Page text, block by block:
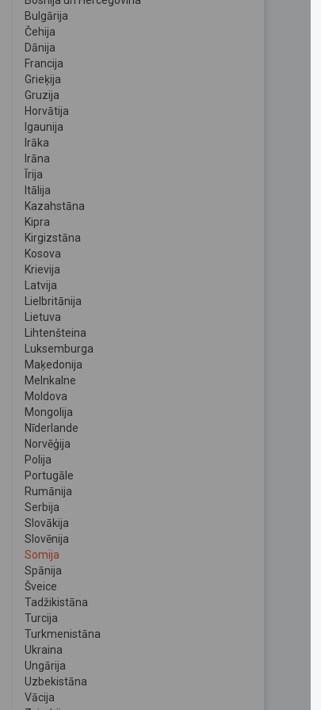
Bulgārija
Čehija
Dānija
Francija
Grieķija
Gruzija
Horvātija
Igaunija
Irāka
Irāna
Īrija
Itālija
Kazahstāna
Kipra
Kirgizstāna
Kosova
Krievija
Latvija
Lielbritānija
Lietuva
Lihtenšteina
Luksemburga
Maķedonija
Melnkalne
Moldova
Mongolija
Nīderlande
Norvēģija
Polija
Portugāle
Rumānija
Serbija
Slovākija
Slovēnija
Somija
Spānija
Šveice
Tadžikistāna
Turcija
Turkmenistāna
Ukraina
Ungārija
Uzbekistāna
Vācija